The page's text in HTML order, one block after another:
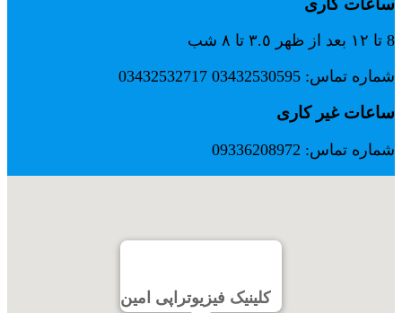
8 تا ١٢ بعد از ظهر ٣.٥ تا ٨ شب
شماره تماس: 03432530595 03432532717
ساعات غیر کاری
شماره تماس: 09336208972
کلینیک فیزیوتراپی امین